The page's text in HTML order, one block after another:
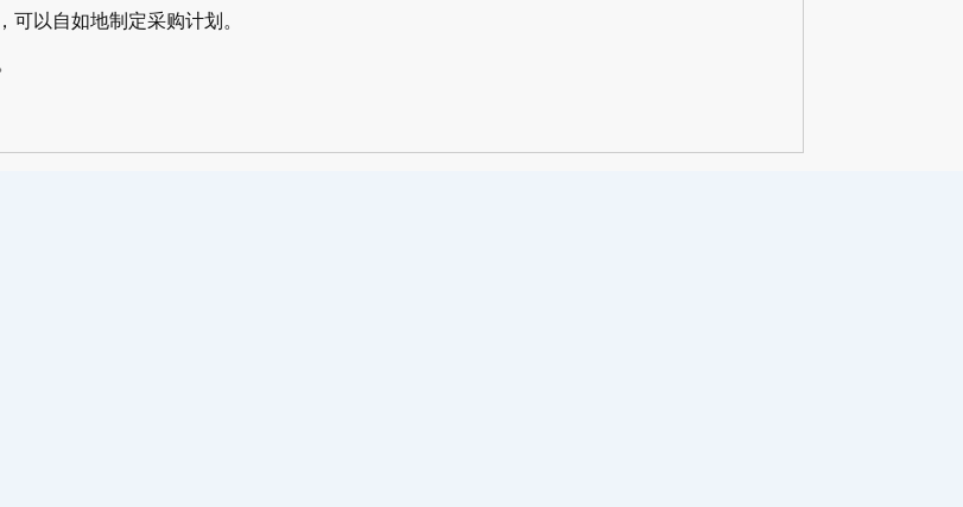
以自如地制定采购计划。